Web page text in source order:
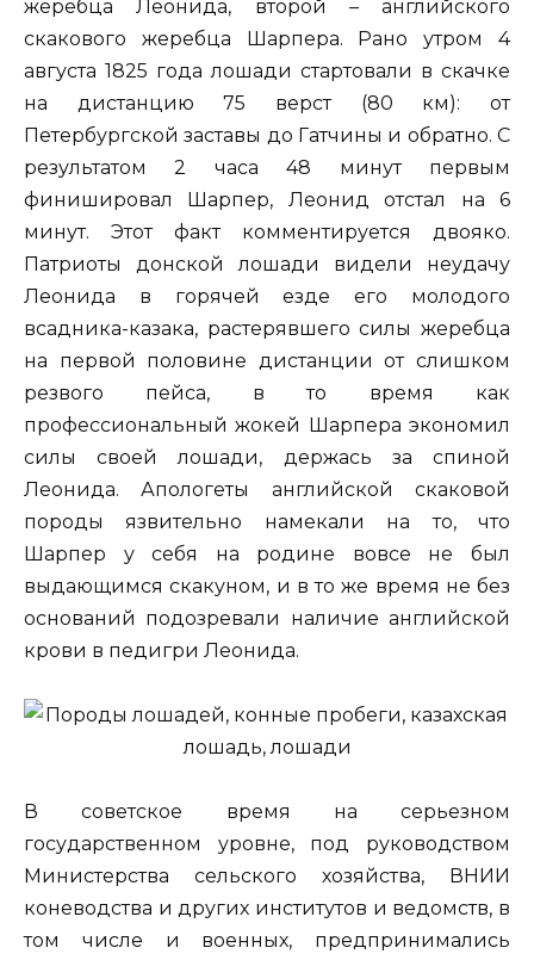
жеребца Леонида, второй – английского
скакового жеребца Шарпера. Рано утром 4
августа 1825 года лошади стартовали в скачке
на дистанцию 75 верст (80 км): от
Петербургской заставы до Гатчины и обратно. С
результатом 2 часа 48 минут первым
финишировал Шарпер, Леонид отстал на 6
минут. Этот факт комментируется двояко.
Патриоты донской лошади видели неудачу
Леонида в горячей езде его молодого
всадника-казака, растерявшего силы жеребца
на первой половине дистанции от слишком
резвого пейса, в то время как
профессиональный жокей Шарпера экономил
силы своей лошади, держась за спиной
Леонида. Апологеты английской скаковой
породы язвительно намекали на то, что
Шарпер у себя на родине вовсе не был
выдающимся скакуном, и в то же время не без
оснований подозревали наличие английской
крови в педигри Леонида.
В советское время на серьезном
государственном уровне, под руководством
Министерства сельского хозяйства, ВНИИ
коневодства и других институтов и ведомств, в
том числе и военных, предпринимались